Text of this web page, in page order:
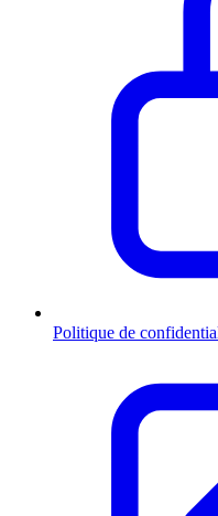
Politique de